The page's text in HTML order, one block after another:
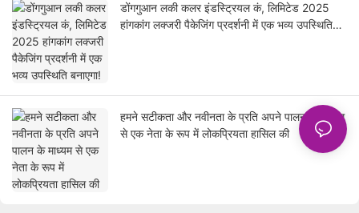
डोंगगुआन लकी कलर इंडस्ट्रियल कं, लिमिटेड 2025
हांगकांग लक्जरी पैकेजिंग प्रदर्शनी में एक भव्य उपस्थिति
हमने सटीकता और नवीनता के प्रति अपने पालन के माध्यम
से एक नेता के रूप में लोकप्रियता हासिल की